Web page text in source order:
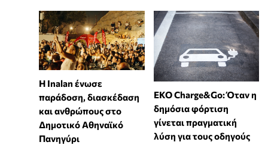
Η Inalan ένωσε
παράδοση, διασκέδαση
και ανθρώπους στο
Δημοτικό Αθηναϊκό
Πανηγύρι
EKO Charge&Go: Όταν η
δημόσια φόρτιση
γίνεται πραγματική
λύση για τους οδηγούς